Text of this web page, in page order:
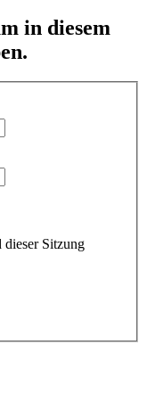
in diesem
dieser Sitzung